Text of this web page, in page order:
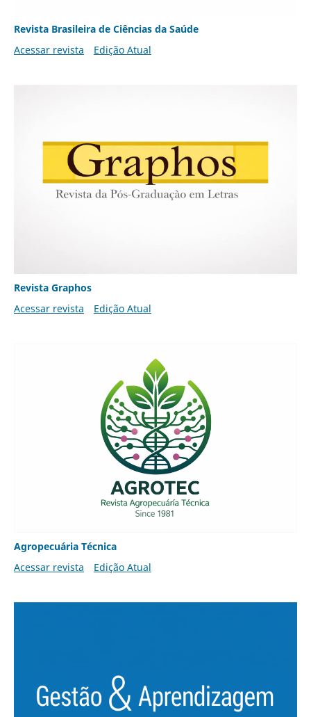
Revista Brasileira de Ciências da Saúde
Acessar revista
Edição Atual
Revista Graphos
Acessar revista
Edição Atual
Agropecuária Técnica
Acessar revista
Edição Atual